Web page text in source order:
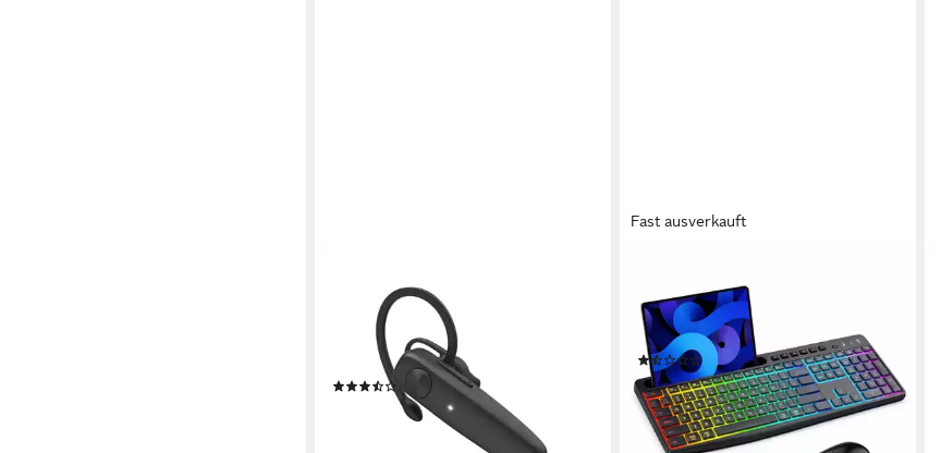
Mono-Bluetooth®-Headset, kabellos,
Multipoint Bluetooth-Kopfhörer
(Sprachsteuerung, Google Assistant,
Siri, ultraleicht)
(6)
ab 19,99 €
lieferbar - in 3-4 Werktagen bei dir
Fast ausverkauft
Wireless-Tastatur (Kabelloses
Tastatur-Maus-Set mit RGB, USB-C,
2,4 GHz Funkverbindung)
39,99 € UVP79,99 €
-50%
lieferbar - in 3-4 Werktagen bei dir